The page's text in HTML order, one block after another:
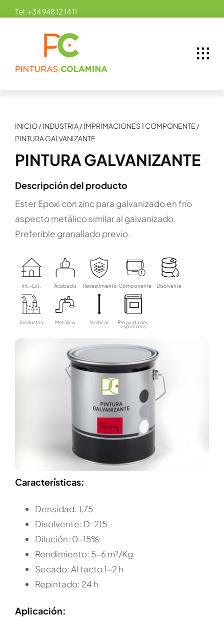
SkipTel:+34 948 12 14 11
INICIO/INDUSTRIA/IMPRIMACIONES 1 COMPONENTE /
PINTURA GALVANIZANTE
PINTURA GALVANIZANTE
Descripción del producto
Ester Epoxi con zinc para galvanizado en frío
aspecto metálico similar al galvanizado.
Preferible granallado previo.
Int.-Ext. Acabado Revestimiento Componente Disolvente
Insdustria Metálico Vertical Propiedades
especiales
Características:
Densidad: 1,75
Disolvente: D-215
Dilución: 0-15%
Rendimiento: 5-6 m²/Kg
Secado: Al tacto 1-2 h
Repintado: 24 h
Aplicación: